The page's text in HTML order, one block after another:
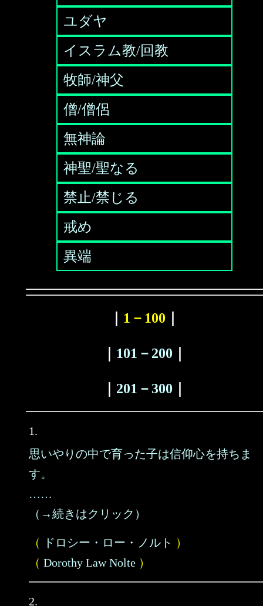
ユダヤ
イスラム教/回教
牧師/神父
僧/僧侶
無神論
神聖/聖なる
禁止/禁じる
戒め
異端
1－100
101－200
201－300
1.
思いやりの中で育った子は信仰心を持ちま
す。
……
（→続きはクリック）
（ ドロシー・ロー・ノルト ）
（ Dorothy Law Nolte ）
2.